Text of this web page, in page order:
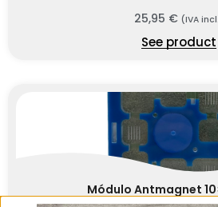
25,95 € (IVA
See product
Módulo Antmagnet